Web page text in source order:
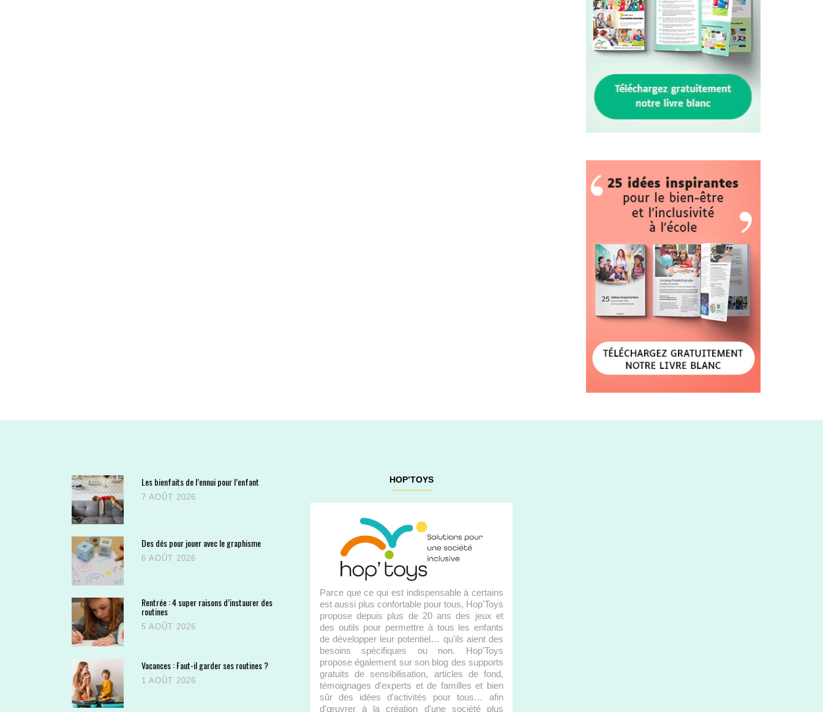
Les bienfaits de l’ennui pour l’enfant
7 AOÛT 2026
Des dés pour jouer avec le graphisme
6 AOÛT 2026
Rentrée : 4 super raisons d’instaurer des
routines
5 AOÛT 2026
Vacances : Faut-il garder ses routines ?
1 AOÛT 2026
HOP’TOYS
Parce que ce qui est indispensable à certains
est aussi plus confortable pour tous, Hop'Toys
propose depuis plus de 20 ans des jeux et
des outils pour permettre à tous les enfants
de développer leur potentiel… qu'ils aient des
besoins spécifiques ou non. Hop'Toys
propose également sur son blog des supports
gratuits de sensibilisation, articles de fond,
témoignages d'experts et de familles et bien
sûr des idées d'activités pour tous… afin
d'œuvrer à la création d'une société plus